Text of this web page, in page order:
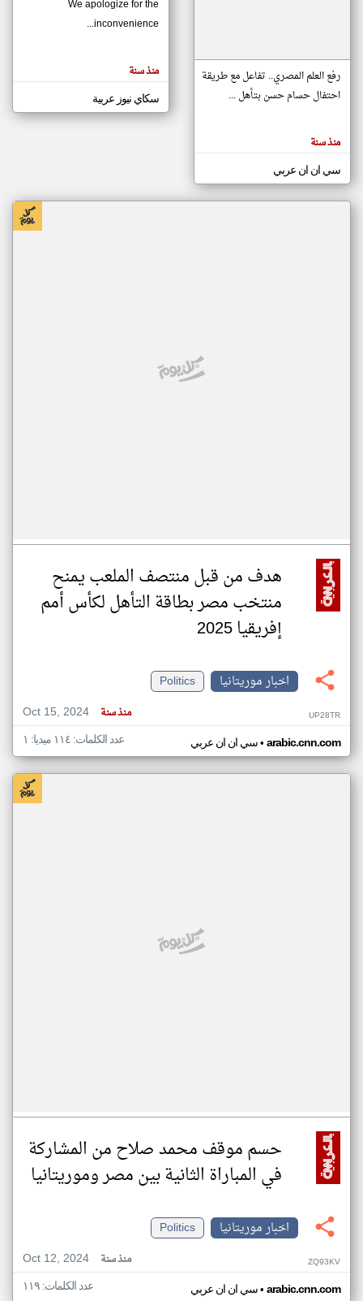
مصادر الأخبار من موريتانيا
اخبار موريتانيا على مدار الساعة
أهم اخبار موريتانيا العاجلة والمباشرة
المقالات
الموجوده
هنا عن
رفع العلم المصري.. تفاعل مع طريقة
احتفال حسام حسن بتأهل ...
منذ سنة
سي ان ان عربي
We apologize for the
inconvenience...
منذ سنة
سكاي نيوز عربية
هدف من قبل منتصف الملعب يمنح
منتخب مصر بطاقة التأهل لكأس أمم
إفريقيا 2025
اخبار موريتانيا
Politics
Oct 15, 2024
منذ سنة UP28TR
سي ان ان عربي• arabic.cnn.com عدد الكلمات: ١١٤ ميديا: ١
حسم موقف محمد صلاح من المشاركة
في المباراة الثانية بين مصر وموريتانيا
اخبار موريتانيا
Politics
Oct 12, 2024
منذ سنة ZQ93KV
سي ان ان عربي• arabic.cnn.com عدد الكلمات: ١١٩
klyoum.com